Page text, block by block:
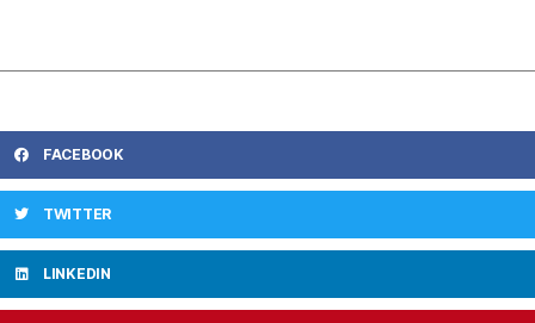
FACEBOOK
TWITTER
LINKEDIN